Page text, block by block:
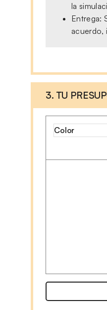
la
Entrega:
acuerdo,
3. TU
Color